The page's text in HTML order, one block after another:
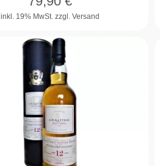
inkl. 19% MwSt. zzgl. Versand